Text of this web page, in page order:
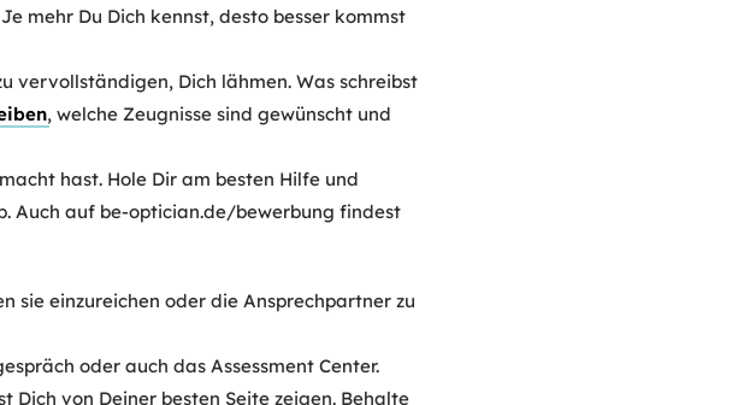
Je mehr Du Dich kennst, desto besser kommst
vervollständigen, Dich lähmen. Was schreibst
, welche Zeugnisse sind gewünscht und
hast. Hole Dir am besten Hilfe und
Auch auf be-optician.de/bewerbung findest
sie einzureichen oder die Ansprechpartner zu
oder auch das Assessment Center.
Dich von Deiner besten Seite zeigen. Behalte